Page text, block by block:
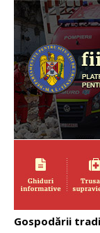
Gospodării